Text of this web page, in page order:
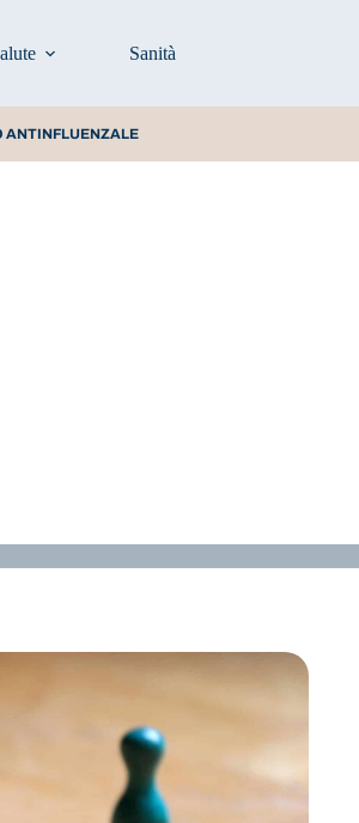
Sanità
ANTINFLUENZALE